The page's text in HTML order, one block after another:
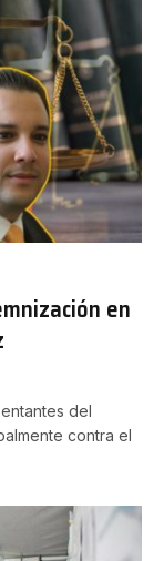
en
del
contra el